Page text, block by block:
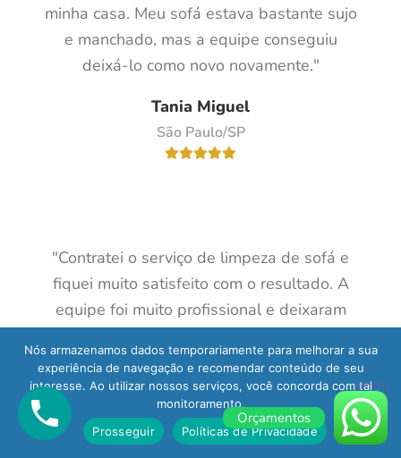
minha casa. Meu sofá estava bastante sujo
e manchado, mas a equipe conseguiu
deixá-lo como novo novamente."
Tania Miguel
São Paulo/SP
"Contratei o serviço de limpeza de sofá e
fiquei muito satisfeito com o resultado. A
equipe foi muito profissional e deixaram
eles foram bastante pontuais. Com certeza
recomendo a empresa para quem precisa
de uma limpeza profissional."
Orçamentos
Nós armazenamos dados temporariamente para melhorar a sua
experiência de navegação e recomendar conteúdo de seu
interesse. Ao utilizar nossos serviços, você concorda com tal
monitoramento.
Prosseguir
Políticas de Privacidade